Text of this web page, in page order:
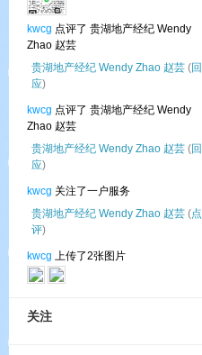
kwcg 点评了 贵湖地产经纪 Wendy
Zhao 赵芸
贵湖地产经纪 Wendy Zhao 赵芸 (回
应)
kwcg 点评了 贵湖地产经纪 Wendy
Zhao 赵芸
贵湖地产经纪 Wendy Zhao 赵芸 (回
应)
kwcg 关注了一户服务
贵湖地产经纪 Wendy Zhao 赵芸 (点
评)
kwcg 上传了2张图片
关注